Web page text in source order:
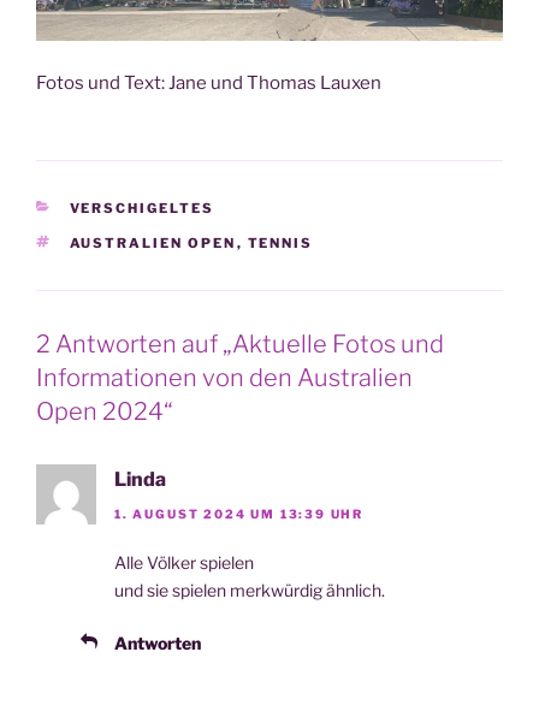
Fotos und Text: Jane und Tho­mas Lauxen
KATEGORIEN
VERSCHIGELTES
SCHLAGWÖRTER
AUSTRALIEN OPEN , TENNIS
2 Antworten auf „Aktuelle Fotos und
Informationen von den Australien
Open 2024“
Linda
1. AUGUST 2024 UM 13:39 UHR
Alle Völ­ker spielen
und sie spie­len merk­wür­dig ähnlich.
Antworten